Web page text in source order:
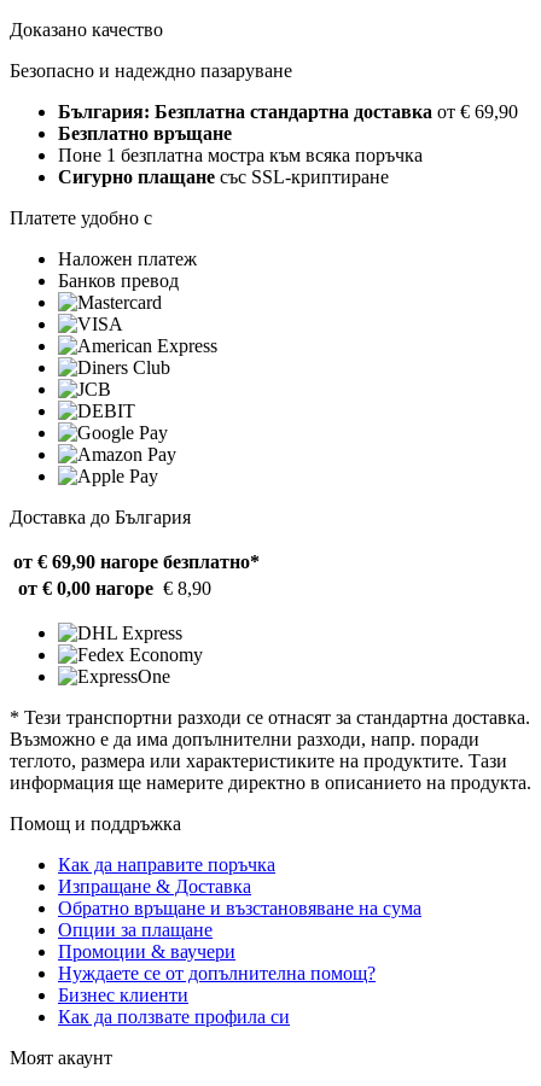
Доказано качество
Безопасно и надеждно пазаруване
България: Безплатна стандартна доставка от € 69,90
Безплатно връщане
Поне 1 безплатна мостра към всяка поръчка
Сигурно плащане със SSL-криптиране
Платете удобно с
Наложен платеж
Банков превод
Доставка до България
от € 69,90 нагоре безплатно*
от € 0,00 нагоре € 8,90
* Тези транспортни разходи се отнасят за стандартна доставка.
Възможно е да има допълнителни разходи, напр. поради
теглото, размера или характеристиките на продуктите. Тази
информация ще намерите директно в описанието на продукта.
Помощ и поддръжка
Как да направите поръчка
Изпращане & Доставка
Обратно връщане и възстановяване на сума
Опции за плащане
Промоции & ваучери
Нуждаете се от допълнителна помощ?
Бизнес клиенти
Как да ползвате профила си
Моят акаунт